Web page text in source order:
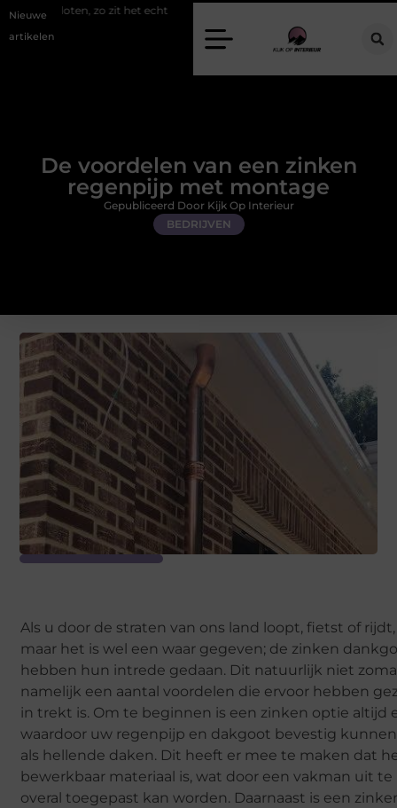
Nieuwe
artikelen
zit het echt Een energiezuinige hanglamp kopen in Gelderland
De voordelen van een zinken
regenpijp met montage
BEDRIJVEN
Gepubliceerd Door Kijk Op Interieur
Als u door de straten van ons land loopt, fietst of
maar het is wel een waar gegeven; de zinken
hebben hun intrede gedaan. Dit natuurlijk niet
namelijk een aantal voordelen die ervoor hebben
in trekt is. Om te beginnen is een zinken optie altijd
waardoor uw regenpijp en dakgoot bevestig
als hellende daken. Dit heeft er mee te maken dat
bewerkbaar materiaal is, wat door een vakman uit
overal toegepast kan worden. Daarnaast is een